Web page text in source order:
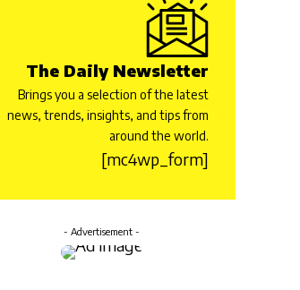
The Daily Newsletter
Brings you a selection of the latest
news, trends, insights, and tips from
around the world.
[mc4wp_form]
- Advertisement -